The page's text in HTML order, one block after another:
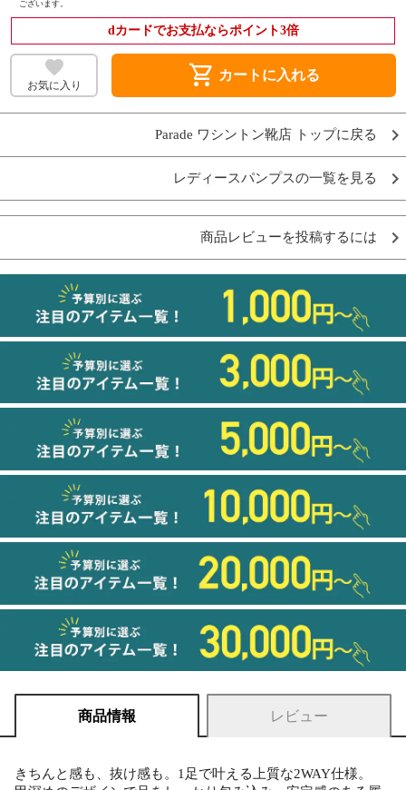
ございます。
dカードでお支払ならポイント3倍
お気に入り shopping_cart カートに入れる
Parade ワシントン靴店 トップに戻る
レディースパンプスの一覧を見る
商品レビューを投稿するには
商品情報 レビュー
きちんと感も、抜け感も。1足で叶える上質な2WAY仕様。